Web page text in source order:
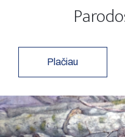
Plačiau